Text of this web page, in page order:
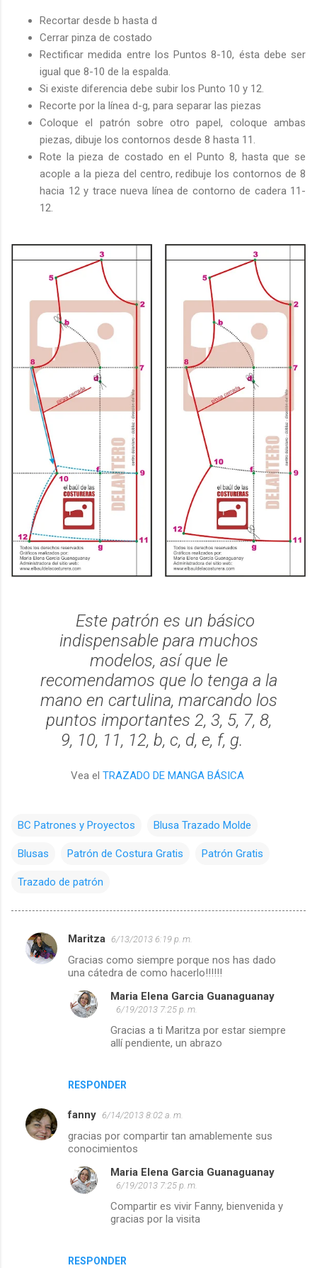
Recortar desde b hasta d
Cerrar pinza de costado
Rectificar medida entre los Puntos 8-10, ésta debe ser
igual que 8-10 de la espalda.
Si existe diferencia debe subir los Punto 10 y 12.
Recorte por la línea d-g, para separar las piezas
Coloque el patrón sobre otro papel, coloque ambas
piezas, dibuje los contornos desde 8 hasta 11.
Rote la pieza de costado en el Punto 8, hasta que se
acople a la pieza del centro, redibuje los contornos de 8
hacia 12 y trace nueva línea de contorno de cadera 11-
12.
Este patrón es un básico
indispensable para muchos
modelos, así que le
recomendamos que lo tenga a la
mano en cartulina, marcando los
puntos importantes 2, 3, 5, 7, 8,
9, 10, 11, 12, b, c, d, e, f, g.
Vea el TRAZADO DE MANGA BÁSICA
BC Patrones y Proyectos Blusa Trazado Molde
Blusas Patrón de Costura Gratis Patrón Gratis
Trazado de patrón
C
o
o
Maritza 6/13/2013 6:19 p. m.
Gracias como siempre porque nos has dado
una cátedra de como hacerlo!!!!!!
RESPONDER
Maria Elena Garcia Guanaguanay
6/19/2013 7:25 p. m.
Gracias a ti Maritza por estar siempre
allí pendiente, un abrazo
fanny 6/14/2013 8:02 a. m.
gracias por compartir tan amablemente sus
conocimientos
RESPONDER
Maria Elena Garcia Guanaguanay
6/19/2013 7:25 p. m.
Compartir es vivir Fanny, bienvenida y
gracias por la visita